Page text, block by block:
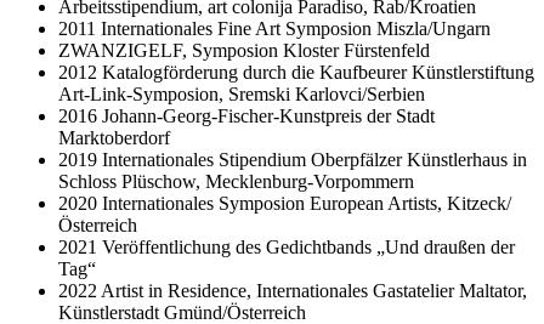
Arbeitsstipendium, art colonija Paradiso, Rab/Kroatien
2011 Internationales Fine Art Symposion Miszla/Ungarn
ZWANZIGELF, Symposion Kloster Fürstenfeld
2012 Katalogförderung durch die Kaufbeurer Künstlerstiftung
Art-Link-Symposion, Sremski Karlovci/Serbien
2016 Johann-Georg-Fischer-Kunstpreis der Stadt
Marktoberdorf
2019 Internationales Stipendium Oberpfälzer Künstlerhaus in
Schloss Plüschow, Mecklenburg-Vorpommern
2020 Internationales Symposion European Artists, Kitzeck/
Österreich
2021 Veröffentlichung des Gedichtbands „Und draußen der
Tag“
2022 Artist in Residence, Internationales Gastatelier Maltator,
Künstlerstadt Gmünd/Österreich